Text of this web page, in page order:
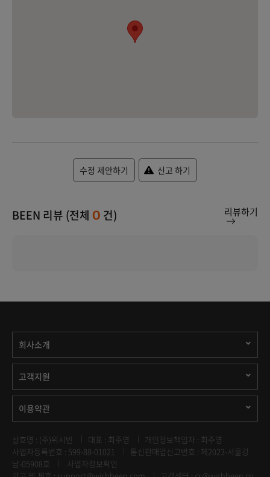
수정 제안하기 신고 하기
BEEN 리뷰 (전체 0 건) 리뷰하기
회사소개
고객지원
이용약관
상호명 : (주)위시빈 대표 : 최주영
개인정보책임자 : 최주영
사업자등록번호 : 599-88-01021
통신판매업신고번호 : 제2023-서울강
남-05908호
사업자정보확인